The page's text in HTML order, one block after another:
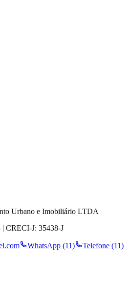
Urbano e Imobiliário LTDA
CRECI-J: 35438-J
WhatsApp (11)
Telefone (11)